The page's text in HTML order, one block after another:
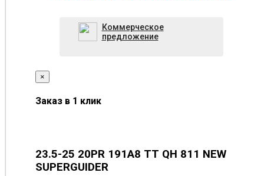
Коммерческое
предложение
×
Заказ в 1 клик
23.5-25 20PR 191A8 TT QH 811 NEW
SUPERGUIDER